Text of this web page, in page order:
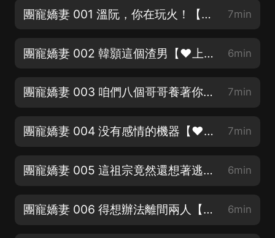
團寵嬌妻 001 溫阮，你在玩火！【♥《快穿之惡毒女配她是真不惡毒》笑中帶淚，強推♥】 7min
團寵嬌妻 002 韓顥這個渣男【♥上架爆更！記得訂閱關注點讚♥】 6min
團寵嬌妻 003 咱們八個哥哥養著你！【♥《八零寵婚》高分年代佳作，萌寶敲可愛♥】 7min
團寵嬌妻 004 没有感情的機器【♥每月月票貢獻前三名送月卡♥】 7min
團寵嬌妻 005 這祖宗竟然還想著逃！【♥每月月票貢獻前三名送月卡♥】 6min
團寵嬌妻 006 得想辦法離間兩人【♥每月月票貢獻前三名送月卡♥】 6min